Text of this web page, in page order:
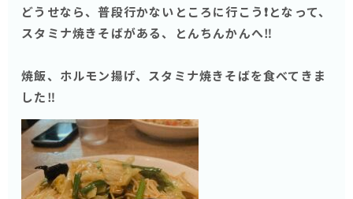
どうせなら、普段行かないところに行こう❗️となって、
スタミナ焼きそばがある、とんちんかんへ‼️
焼飯、ホルモン揚げ、スタミナ焼きそばを食べてきま
した‼️